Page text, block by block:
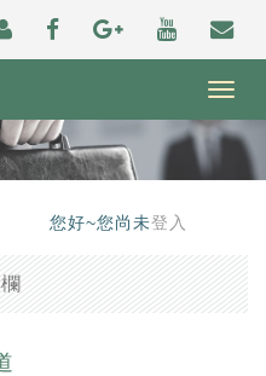
您好~您尚未登入